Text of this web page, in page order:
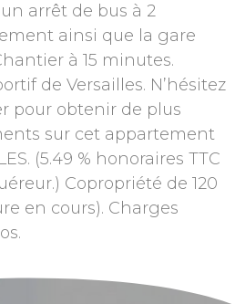
arrêt de bus à 2
ainsi que la gare
à 15 minutes.
de Versailles. N’hésitez
pour obtenir de plus
sur cet appartement
(5.49 % honoraires TTC
Copropriété de 120
en cours). Charges